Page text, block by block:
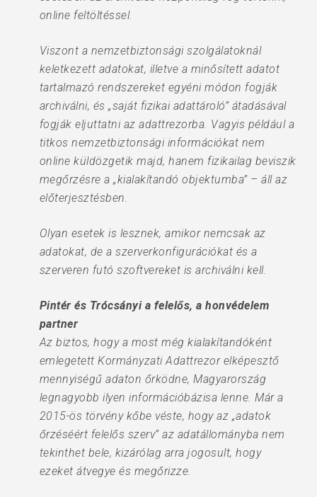
online feltöltéssel.
Viszont a nemzetbiztonsági szolgálatoknál
keletkezett adatokat, illetve a minősített adatot
tartalmazó rendszereket egyéni módon fogják
archiválni, és „saját fizikai adattároló” átadásával
fogják eljuttatni az adattrezorba. Vagyis például a
titkos nemzetbiztonsági információkat nem
online küldözgetik majd, hanem fizikailag beviszik
megőrzésre a „kialakítandó objektumba” – áll az
előterjesztésben.
Olyan esetek is lesznek, amikor nemcsak az
adatokat, de a szerverkonfigurációkat és a
szerveren futó szoftvereket is archiválni kell.
Pintér és Trócsányi a felelős, a honvédelem
partner
Az biztos, hogy a most még kialakítandóként
emlegetett Kormányzati Adattrezor elképesztő
mennyiségű adaton őrködne, Magyarország
legnagyobb ilyen információbázisa lenne. Már a
2015-ös törvény kőbe véste, hogy az „adatok
őrzéséért felelős szerv” az adatállományba nem
tekinthet bele, kizárólag arra jogosult, hogy
ezeket átvegye és megőrizze.